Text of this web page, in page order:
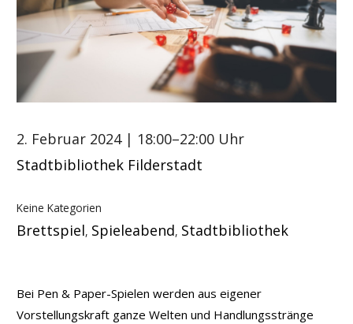
2. Februar 2024 | 18:00–22:00 Uhr
Stadtbibliothek Filderstadt
Keine Kategorien
Brettspiel, Spieleabend, Stadtbibliothek
Bei Pen & Paper-Spielen werden aus eigener
Vorstellungskraft ganze Welten und Handlungsstränge